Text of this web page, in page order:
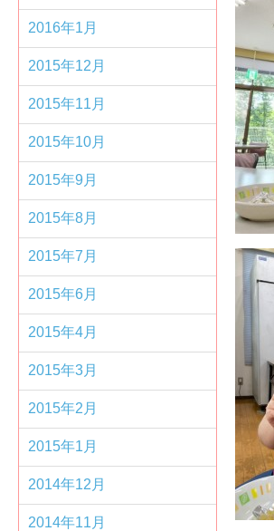
2016年1月
2015年12月
2015年11月
2015年10月
2015年9月
2015年8月
2015年7月
2015年6月
2015年4月
2015年3月
2015年2月
2015年1月
2014年12月
2014年11月